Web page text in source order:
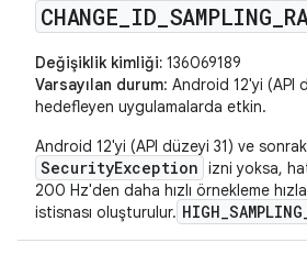
CHANGE ID SAMPLING
Değişiklik kimliği: 136069189
Varsayılan durum: Android 12'yi (API
hedefleyen uygulamalarda etkin.
Android 12'yi (API düzeyi 31) ve
SecurityException izni yoksa,
200 Hz'den daha hızlı örnekleme
istisnası oluşturulur.